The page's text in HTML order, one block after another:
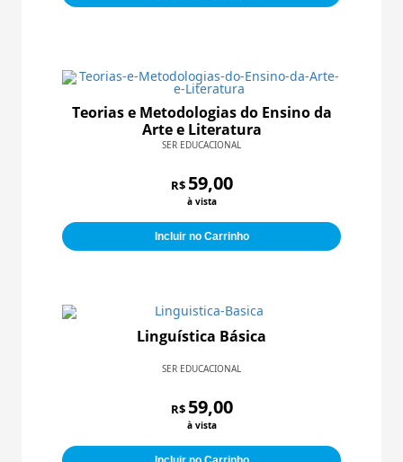
Teorias e Metodologias do Ensino da
Arte e Literatura
SER EDUCACIONAL
R$ 59,00
à vista
Incluir no Carrinho
Linguística Básica
SER EDUCACIONAL
R$ 59,00
à vista